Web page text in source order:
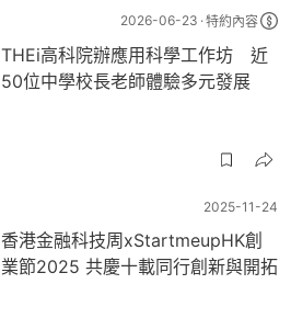
2026-06-23 特約內容
THEi高科院辦應用科學工作坊 近
50位中學校長老師體驗多元發展
2025-11-24
香港金融科技周xStartmeupHK創
業節2025 共慶十載同行創新與開拓